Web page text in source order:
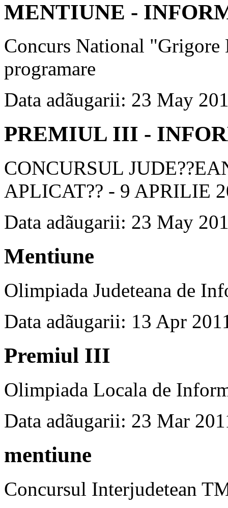
MENTIUNE -
Concurs National
programare
Data adãugarii: 23 May
PREMIUL III -
CONCURSUL
APLICAT?? - 9 APRILIE
Data adãugarii: 23 May
Mentiune
Olimpiada Judeteana de
Data adãugarii: 13 Apr
Premiul III
Olimpiada Locala de
Data adãugarii: 23 Mar
mentiune
Concursul Interjudetean